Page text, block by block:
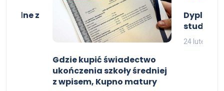
z
Gdzie kupić świadectwo
ukończenia szkoły średniej
z wpisem, Kupno matury
Dyplom
studiów
24 lutego,